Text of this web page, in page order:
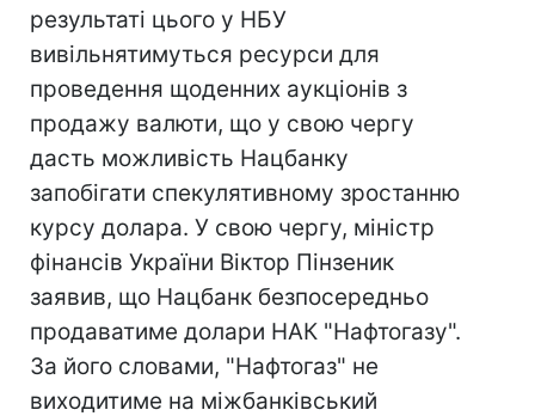
результаті цього у НБУ
вивільнятимуться ресурси для
проведення щоденних аукціонів з
продажу валюти, що у свою чергу
дасть можливість Нацбанку
запобігати спекулятивному зростанню
курсу долара. У свою чергу, міністр
фінансів України Віктор Пінзеник
заявив, що Нацбанк безпосередньо
продаватиме долари НАК "Нафтогазу".
За його словами, "Нафтогаз" не
виходитиме на міжбанківський